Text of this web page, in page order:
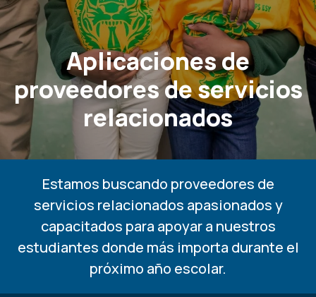
Aplicaciones de
proveedores de servicios
relacionados
Estamos buscando proveedores de
servicios relacionados apasionados y
capacitados para apoyar a nuestros
estudiantes donde más importa durante el
próximo año escolar.